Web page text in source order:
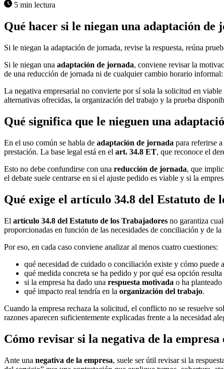
5 min lectura
Qué hacer si le niegan una adaptación de
Si le niegan la adaptación de jornada, revise la respuesta, reúna
Si le niegan una adaptación de jornada, conviene revisar la
de una reducción de jornada ni de cualquier cambio horario
La negativa empresarial no convierte por sí sola la solicitud en
alternativas ofrecidas, la organización del trabajo y la prueba
Qué significa que le nieguen una
En el uso común se habla de adaptación de jornada para referirse
prestación. La base legal está en el art. 34.8 ET, que reconoce el
Esto no debe confundirse con una reducción de jornada, que
el debate suele centrarse en si el ajuste pedido es viable y si la
Qué exige el artículo 34.8 del Estatuto de
El artículo 34.8 del Estatuto de los Trabajadores no garantiza
proporcionadas en función de las necesidades de conciliación y de
Por eso, en cada caso conviene analizar al menos cuatro cuestiones:
qué necesidad de cuidado o conciliación existe y cómo puede
qué medida concreta se ha pedido y por qué esa opción resulta
si la empresa ha dado una respuesta motivada o ha planteado
qué impacto real tendría en la organización del trabajo.
Cuando la empresa rechaza la solicitud, el conflicto no se resuelve
razones aparecen suficientemente explicadas frente a la necesidad
Cómo revisar si la negativa de la
Ante una negativa de la empresa, suele ser útil revisar si la